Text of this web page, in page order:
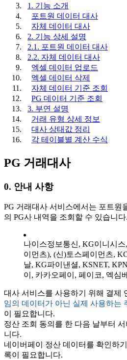
1. 기능 소개
포트원 데이터 대사
자체 데이터 대사
2. 기능 상세 설명
2.1. 포트원 데이터 대사
2.2. 자체 데이터 대사
엑셀 데이터 업로드
엑셀 데이터 삭제
자체 데이터 기준 조회
PG 데이터 기준 조회
3. 부연 설명
거래 유형 상세 정보
대사 상태값 정리
각 테이블별 계산 수식
PG 거래대사
0. 안내 사항
PG 거래대사 서비스에서는 포트원
의 PG사 내역을 조회할 수 있습니다.
나이스정보통신, KG이니시스
이먼츠), (신)토스페이먼츠,
날, KG파이낸셜, KSNET,
이, 카카오페이, 페이코, 엑심
대사 서비스를 사용하기 위해 결제
임의 데이터가 아닌 실제 사용하는
이 필요합니다.
정산 조회 동의를 한 다음 날부터
니다.
네이버페이 정산 데이터를 확인하
록이 필요합니다.